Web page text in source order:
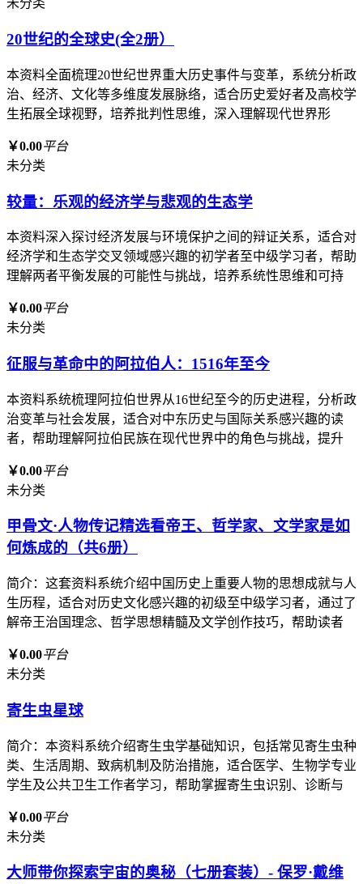
未分类
20世纪的全球史(全2册）
本资料全面梳理20世纪世界重大历史事件与变革，系统分析政
治、经济、文化等多维度发展脉络，适合历史爱好者及高校学
生拓展全球视野，培养批判性思维，深入理解现代世界形
￥0.00平台
未分类
较量：乐观的经济学与悲观的生态学
本资料深入探讨经济发展与环境保护之间的辩证关系，适合对
经济学和生态学交叉领域感兴趣的初学者至中级学习者，帮助
理解两者平衡发展的可能性与挑战，培养系统性思维和可持
￥0.00平台
未分类
征服与革命中的阿拉伯人：1516年至今
本资料系统梳理阿拉伯世界从16世纪至今的历史进程，分析政
治变革与社会发展，适合对中东历史与国际关系感兴趣的读
者，帮助理解阿拉伯民族在现代世界中的角色与挑战，提升
￥0.00平台
未分类
甲骨文·人物传记精选看帝王、哲学家、文学家是如
何炼成的（共6册）
简介：这套资料系统介绍中国历史上重要人物的思想成就与人
生历程，适合对历史文化感兴趣的初级至中级学习者，通过了
解帝王治国理念、哲学思想精髓及文学创作技巧，帮助读者
￥0.00平台
未分类
寄生虫星球
简介：本资料系统介绍寄生虫学基础知识，包括常见寄生虫种
类、生活周期、致病机制及防治措施，适合医学、生物学专业
学生及公共卫生工作者学习，帮助掌握寄生虫识别、诊断与
￥0.00平台
未分类
大师带你探索宇宙的奥秘（七册套装）- 保罗·戴维